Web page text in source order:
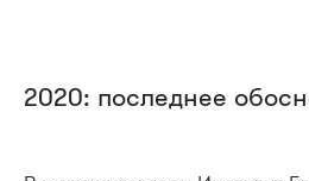
2020: последнее